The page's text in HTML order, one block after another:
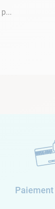
p...
Paiement